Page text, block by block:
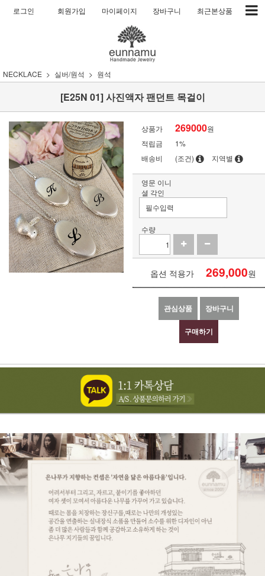
로그인 회원가입 마이페이지 장바구니 최근본상품
NECKLACE 실버/원석 원석
[E25N 01] 사진액자 팬던트 목걸이
상품가 269000원
적립금
1%
배송비
(조건) 지역별
영문 이니
셜 각인
수량
옵션 적용가 269,000원
관심상품 장바구니
구매하기